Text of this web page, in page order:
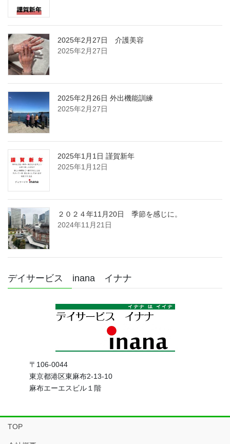
2025年2月27日 介護美容
2025年2月27日
2025年2月26日 外出機能訓練
2025年2月27日
2025年1月1日 謹賀新年
2025年1月12日
２０２４年11月20日 季節を感じに。
2024年11月21日
デイサービス inana イナナ
〒106-0044
東京都港区東麻布2-13-10
麻布エーエスビル１階
TOP